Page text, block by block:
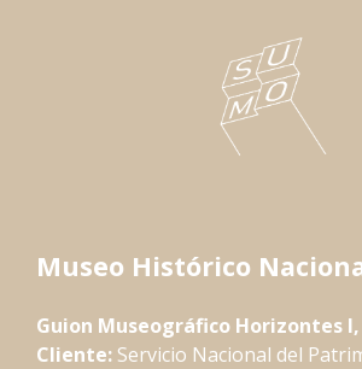
Museo Histórico
Guion Museográfico Horizontes I,
Cliente: Servicio Nacional del